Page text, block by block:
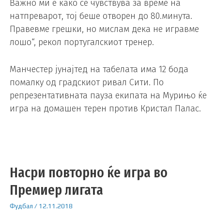
Важно ми е како се чувствува за време на
натпреварот, тој беше отворен до 80.минута.
Правевме грешки, но мислам дека не игравме
лошо“, рекол португалскиот тренер.
Манчестер јунајтед на табелата има 12 бода
помалку од градскиот ривал Сити. По
репрезентативната пауза екипата на Мурињо ќе
игра на домашен терен против Кристал Палас.
Насри повторно ќе игра во
Премиер лигата
Фудбал / 12.11.2018